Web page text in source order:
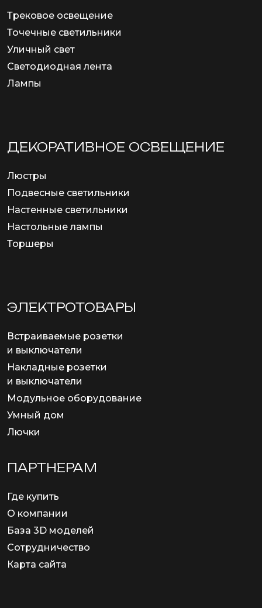
Трековое освещение
Точечные светильники
Уличный свет
Светодиодная лента
Лампы
ДЕКОРАТИВНОЕ ОСВЕЩЕНИЕ
Люстры
Подвесные светильники
Настенные светильники
Настольные лампы
Торшеры
ЭЛЕКТРОТОВАРЫ
Встраиваемые розетки
и выключатели
Накладные розетки
и выключатели
Модульное оборудование
Умный дом
Лючки
ПАРТНЕРАМ
Где купить
О компании
База 3D моделей
Сотрудничество
Карта сайта